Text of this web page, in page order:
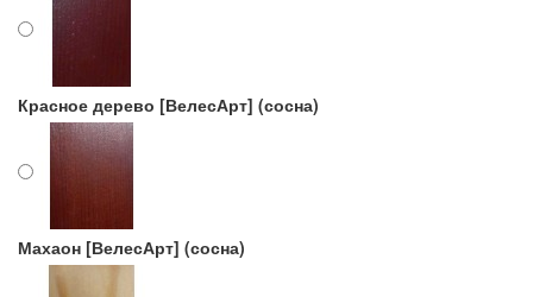
Красное дерево [ВелесАрт] (сосна)
Махаон [ВелесАрт] (сосна)